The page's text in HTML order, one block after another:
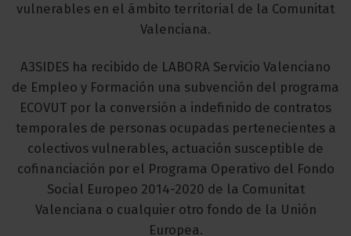
vulnerables en el ámbito territorial de la Comunitat
Valenciana.
A3SIDES ha recibido de LABORA Servicio Valenciano
de Empleo y Formación una subvención del programa
ECOVUT por la conversión a indefinido de contratos
temporales de personas ocupadas pertenecientes a
colectivos vulnerables, actuación susceptible de
cofinanciación por el Programa Operativo del Fondo
Social Europeo 2014-2020 de la Comunitat
Valenciana o cualquier otro fondo de la Unión
Europea.